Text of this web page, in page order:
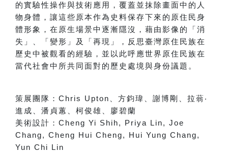
的實驗性操作與技術應用，覆蓋並抹除畫面中的人
物身體，讓這些原本作為史料保存下來的原住民身
體形象，在原生場景中逐漸隱沒，藉由影像的「消
失」、「變形」及「再現」，反思臺灣原住民族在
歷史中被觀看的經驗，並以此呼應世界原住民族在
當代社會中所共同面對的歷史處境與身份議題。
策展團隊： Chris Upton 、方鈞瑋、謝博剛、拉蓊 ‧
進成、潘貞蕙、柯俊雄、廖碧蘭
美術設計： Cheng Yi Shih, Priya Lin, Joe
Chang, Cheng Hui Cheng, Hui Yung Chang,
Yun Chi Lin